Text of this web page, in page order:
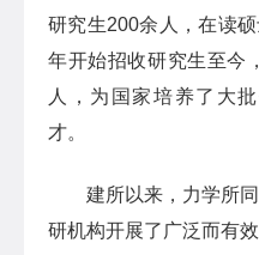
研究生200余人，在读
年开始招收研究生至今
人，为国家培养了大
才。
建所以来，力学所同
研机构开展了广泛而有